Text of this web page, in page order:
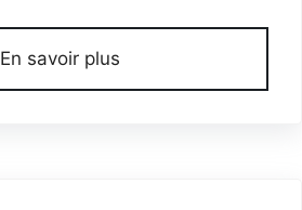
En savoir plus